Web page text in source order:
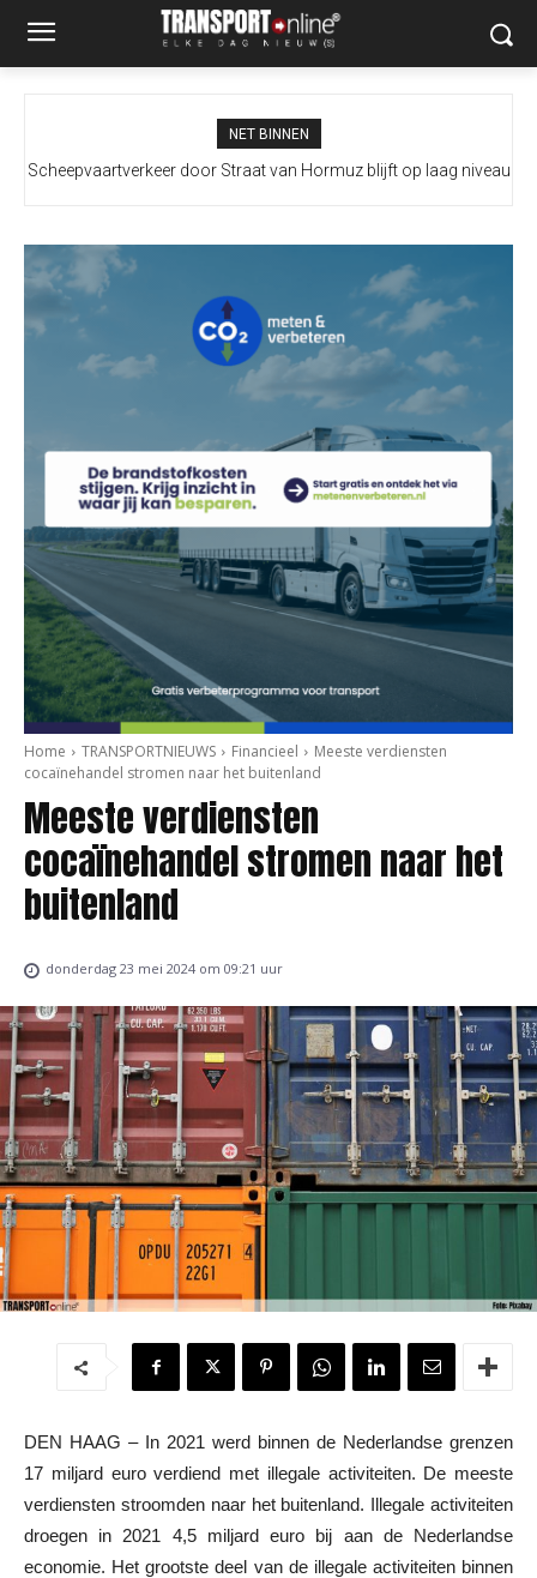
NET BINNEN
Scheepvaartverkeer door Straat van Hormuz blijft op laag niveau
Home TRANSPORTNIEUWS Financieel
Meeste verdiensten
cocaïnehandel stromen naar het buitenland
Meeste verdiensten
cocaïnehandel stromen naar het
buitenland
donderdag 23 mei 2024 om 09:21 uur
DEN HAAG – In 2021 werd binnen de Nederlandse grenzen
17 miljard euro verdiend met illegale activiteiten. De meeste
verdiensten stroomden naar het buitenland. Illegale activiteiten
droegen in 2021 4,5 miljard euro bij aan de Nederlandse
economie. Het grootste deel van de illegale activiteiten binnen